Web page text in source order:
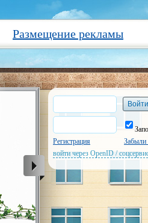
Размещение рекламы
Регистрация
Забыли
войти через OpenID /